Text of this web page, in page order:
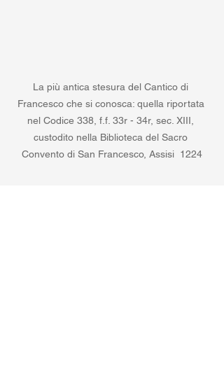
La più antica stesura del Cantico di
Francesco che si conosca: quella riportata
nel Codice 338, f.f. 33r - 34r, sec. XIII,
custodito nella Biblioteca del Sacro
Convento di San Francesco, Assisi  1224